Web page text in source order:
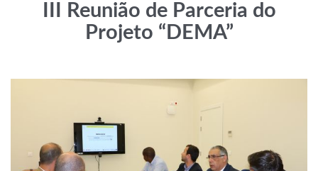
III Reunião de Parceria do
Projeto “DEMA”